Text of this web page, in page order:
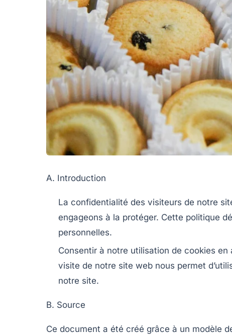
A. Introduction
La confidentialité des visiteurs de notre
engageons à la protéger. Cette politique
personnelles.
Consentir à notre utilisation de cookies
visite de notre site web nous permet
notre site.
B. Source
Ce document a été créé grâce à un modèle